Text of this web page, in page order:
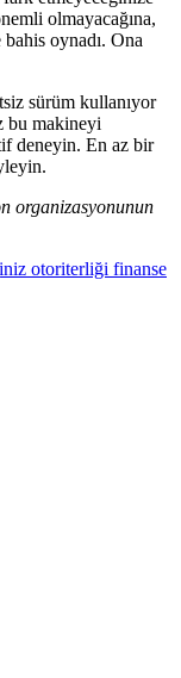
olmayacağına,
oynadı. Ona
sürüm kullanıyor
bu makineyi
deneyin. En az bir
organizasyonunun
otoriterliği finanse